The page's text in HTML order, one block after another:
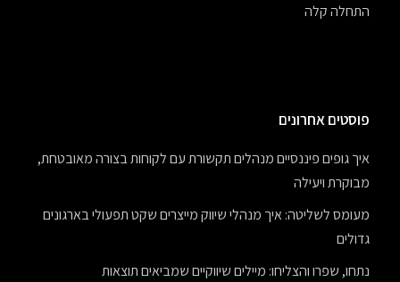
התחלה קלה
פוסטים אחרונים
איך גופים פיננסיים מנהלים תקשורת עם לקוחות בצורה מאובטחת,
מבוקרת ויעילה
מעומס לשליטה: איך מנהלי שיווק מייצרים שקט תפעולי בארגונים
גדולים
נתחו, שפרו והצליחו: מיילים שיווקיים שמביאים תוצאות